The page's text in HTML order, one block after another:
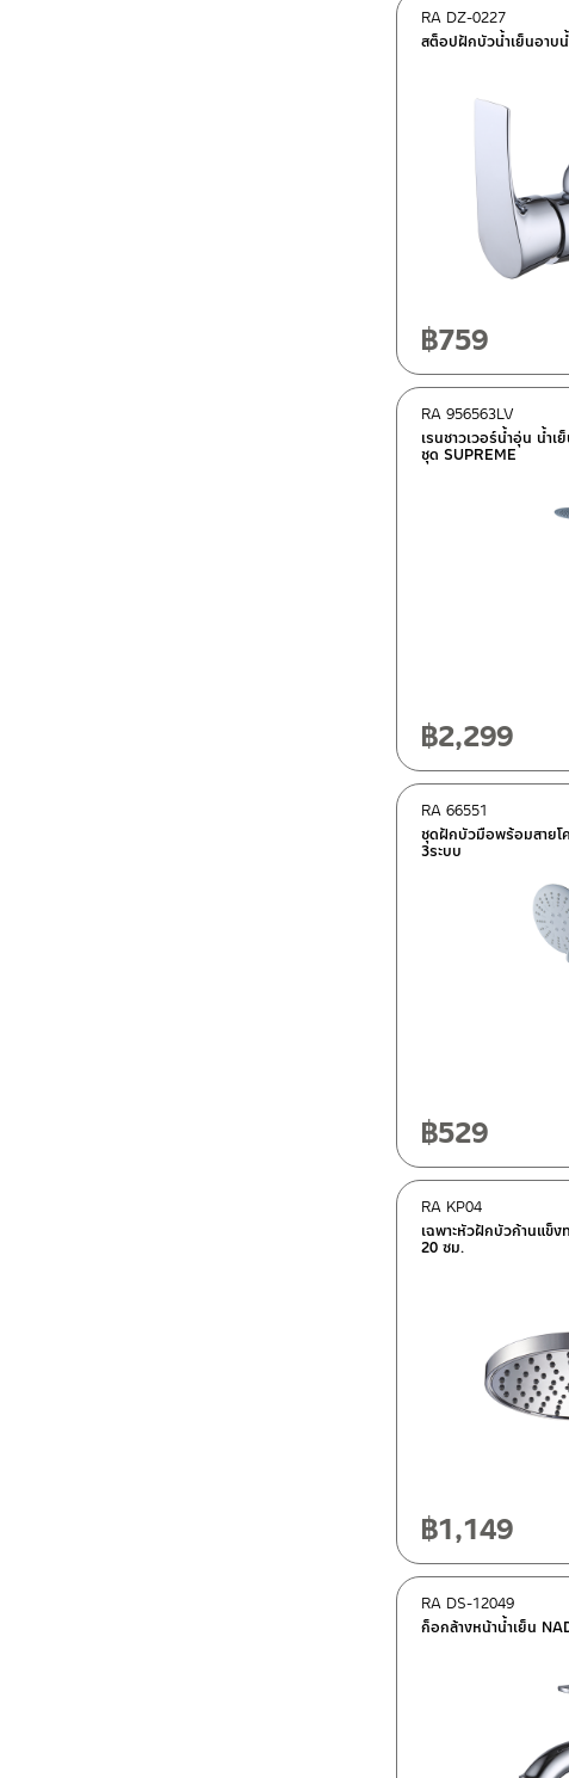
สต็อปฝักบัวน้ำเย็นอาบ
RA DZ-0227
฿759
เรนชาวเวอร์น้ำอุ่น น้
ชุด SUPREME
RA 956563LV
฿2,299
ชุดฝักบัวมือพร้อมสายโ
3ระบบ
RA 66551
฿529
เฉพาะหัวฝักบัวก้านแข็ง
20 ซม.
RA KP04
฿1,149
ก็อกล้างหน้าน้ำเย็น
RA DS-12049